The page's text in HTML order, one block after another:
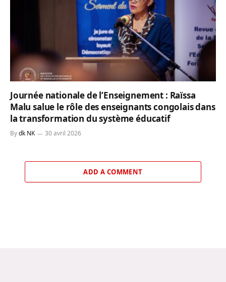
Journée nationale de l’Enseignement : Raïssa
Malu salue le rôle des enseignants congolais dans
la transformation du système éducatif
Bydk NK 30 avril 2026
ADD A COMMENT